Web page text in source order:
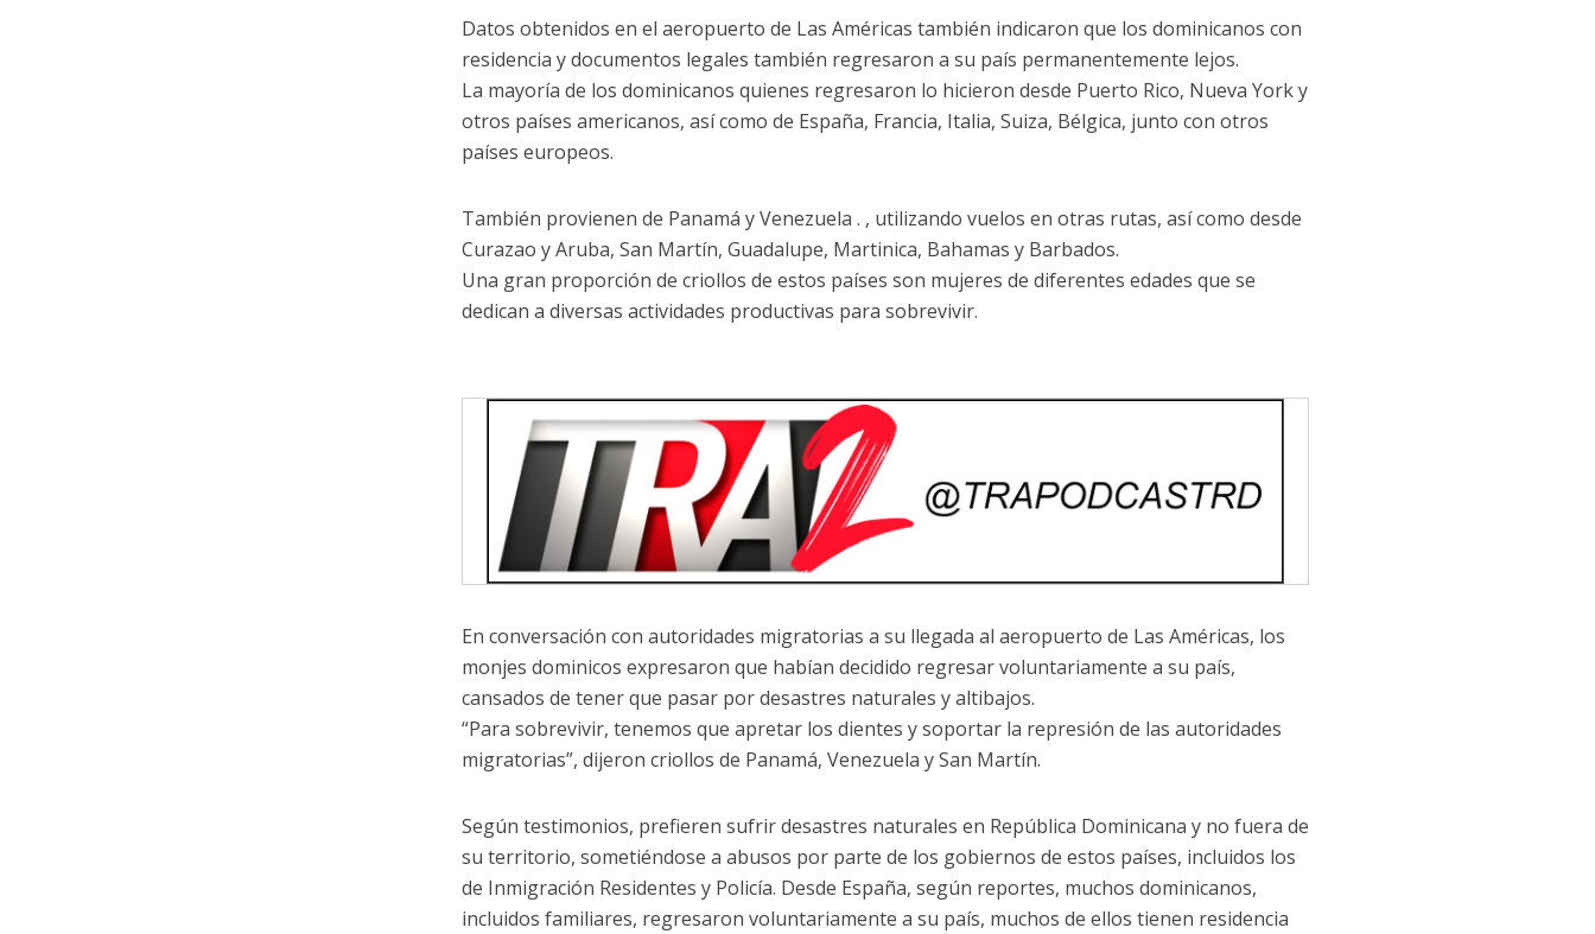
Datos obtenidos en el aeropuerto de Las Américas también indicaron que los dominicanos con
residencia y documentos legales también regresaron a su país permanentemente lejos.
La mayoría de los dominicanos quienes regresaron lo hicieron desde Puerto Rico, Nueva York y
otros países americanos, así como de España, Francia, Italia, Suiza, Bélgica, junto con otros
países europeos.
También provienen de Panamá y Venezuela . , utilizando vuelos en otras rutas, así como desde
Curazao y Aruba, San Martín, Guadalupe, Martinica, Bahamas y Barbados.
Una gran proporción de criollos de estos países son mujeres de diferentes edades que se
dedican a diversas actividades productivas para sobrevivir.
En conversación con autoridades migratorias a su llegada al aeropuerto de Las Américas, los
monjes dominicos expresaron que habían decidido regresar voluntariamente a su país,
cansados ​​de tener que pasar por desastres naturales y altibajos.
“Para sobrevivir, tenemos que apretar los dientes y soportar la represión de las autoridades
migratorias”, dijeron criollos de Panamá, Venezuela y San Martín.
Según testimonios, prefieren sufrir desastres naturales en República Dominicana y no fuera de
su territorio, sometiéndose a abusos por parte de los gobiernos de estos países, incluidos los
de Inmigración Residentes y Policía. Desde España, según reportes, muchos dominicanos,
incluidos familiares, regresaron voluntariamente a su país, muchos de ellos tienen residencia